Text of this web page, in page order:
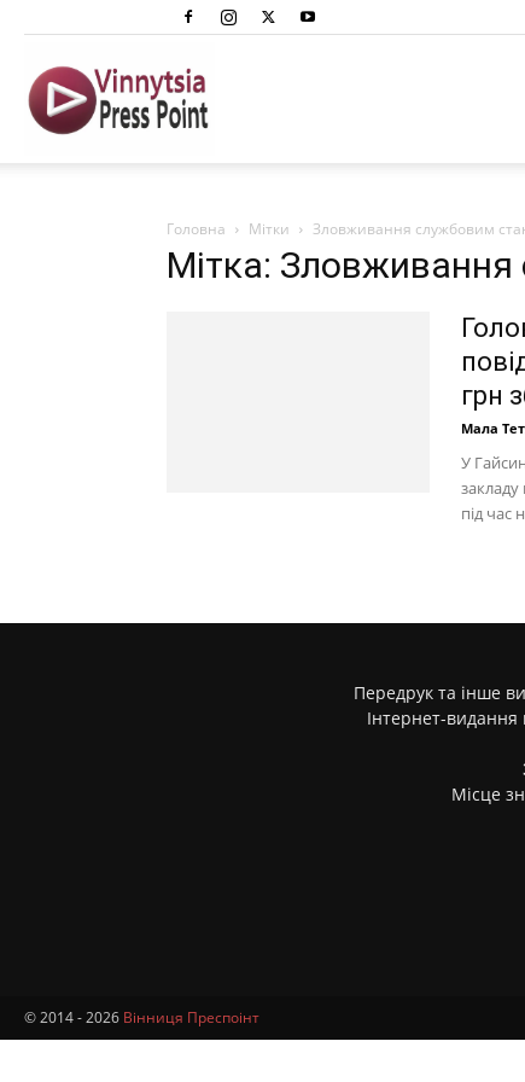
Преспоінт
Головна Мітки Зловживання службовим
Мітка:
грн
Мала
У
під час
Передрук та інше
Інтернет-
Місце
© 2014 - 2026 Вінниця Преспоінт